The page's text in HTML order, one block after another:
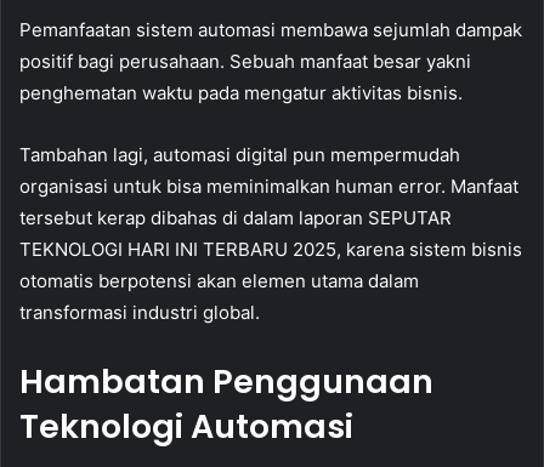
Pemanfaatan sistem automasi membawa sejumlah dampak
positif bagi perusahaan. Sebuah manfaat besar yakni
penghematan waktu pada mengatur aktivitas bisnis.
Tambahan lagi, automasi digital pun mempermudah
organisasi untuk bisa meminimalkan human error. Manfaat
tersebut kerap dibahas di dalam laporan SEPUTAR
TEKNOLOGI HARI INI TERBARU 2025, karena sistem bisnis
otomatis berpotensi akan elemen utama dalam
transformasi industri global.
Hambatan Penggunaan
Teknologi Automasi